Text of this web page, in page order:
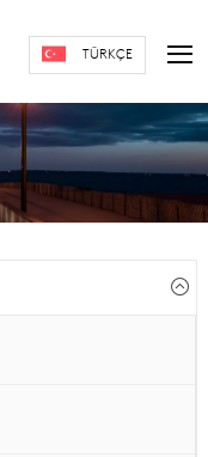
TÜRKÇE